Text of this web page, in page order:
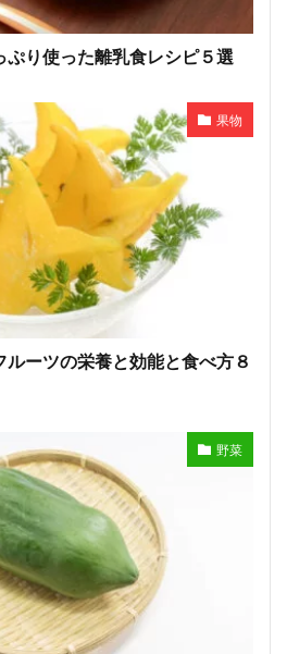
り使った離乳食レシピ５選
果物
ーツの栄養と効能と食べ方８
野菜